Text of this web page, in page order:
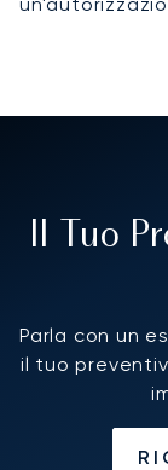
Il Tuo
Parla con un
il tuo